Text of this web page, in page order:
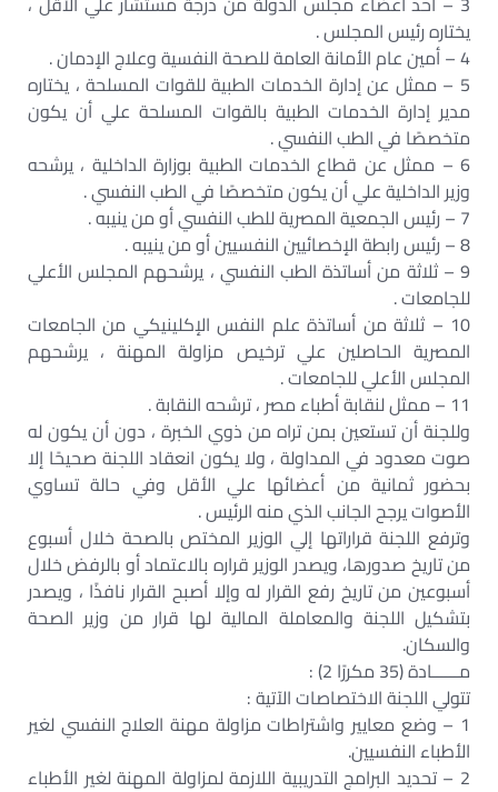
يختاره رئيس المجلس .
4 – أمين عام الأمانة العامة للصحة النفسية وعلاج الإدمان .
5 – ممثل عن إدارة الخدمات الطبية للقوات المسلحة ، يختاره
مدير إدارة الخدمات الطبية بالقوات المسلحة علي أن يكون
متخصصًا في الطب النفسي .
6 – ممثل عن قطاع الخدمات الطبية بوزارة الداخلية ، يرشحه
وزير الداخلية علي أن يكون متخصصًا في الطب النفسي .
7 – رئيس الجمعية المصرية للطب النفسي أو من ينيبه .
8 – رئيس رابطة الإخصائيين النفسيين أو من ينيبه .
9 – ثلاثة من أساتذة الطب النفسي ، يرشحهم المجلس الأعلي
للجامعات .
10 – ثلاثة من أساتذة علم النفس الإكلينيكي من الجامعات
المصرية الحاصلين علي ترخيص مزاولة المهنة ، يرشحهم
المجلس الأعلي للجامعات .
11 – ممثل لنقابة أطباء مصر ، ترشحه النقابة .
وللجنة أن تستعين بمن تراه من ذوي الخبرة ، دون أن يكون له
صوت معدود في المداولة ، ولا يكون انعقاد اللجنة صحيحًا إلا
بحضور ثمانية من أعضائها علي الأقل وفي حالة تساوي
الأصوات يرجح الجانب الذي منه الرئيس .
وترفع اللجنة قراراتها إلي الوزير المختص بالصحة خلال أسبوع
من تاريخ صدورها، ويصدر الوزير قراره بالاعتماد أو بالرفض خلال
أسبوعين من تاريخ رفع القرار له وإلا أصبح القرار نافذًا ، ويصدر
بتشكيل اللجنة والمعاملة المالية لها قرار من وزير الصحة
والسكان.
مــــــادة (35 مكررًا 2) :
تتولي اللجنة الاختصاصات الآتية :
1 – وضع معايير واشتراطات مزاولة مهنة العلاج النفسي لغير
الأطباء النفسيين.
2 – تحديد البرامج التدريبية اللازمة لمزاولة المهنة لغير الأطباء